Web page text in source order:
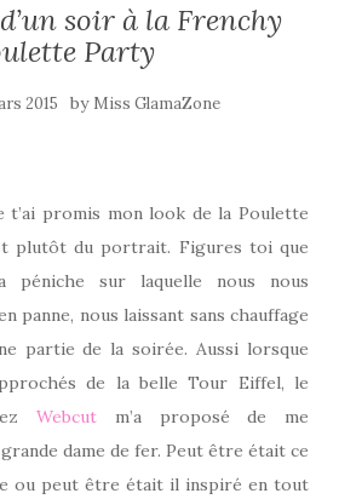
soir à la Frenchy
Party
2015 by Miss GlamaZone
t’ai promis mon look de la Poulette
plutôt du portrait. Figures toi que
péniche sur laquelle nous nous
panne, nous laissant sans chauffage
partie de la soirée. Aussi lorsque
de la belle Tour Eiffel, le
Webcut m’a proposé de me
dame de fer. Peut être était ce
ou peut être était il inspiré en tout